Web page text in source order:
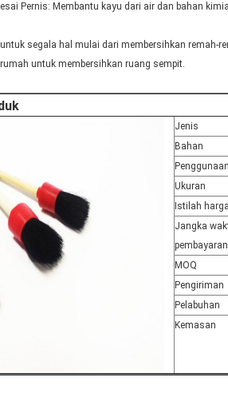
Pernis: Membantu kayu dari air dan bahan
untuk segala hal mulai dari membersihkan
untuk membersihkan ruang sempit.
Jenis
Bahan
Penggunaan
Ukuran
Istilah harga
Jangka
pembayaran
MOQ
Pengiriman
Pelabuhan
Kemasan